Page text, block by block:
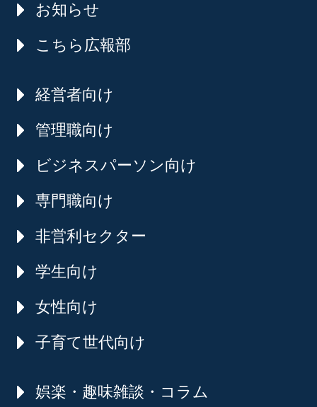
お知らせ
こちら広報部
経営者向け
管理職向け
ビジネスパーソン向け
専門職向け
非営利セクター
学生向け
女性向け
子育て世代向け
娯楽・趣味雑談・コラム